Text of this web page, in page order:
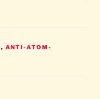
, ANTI-ATOM-